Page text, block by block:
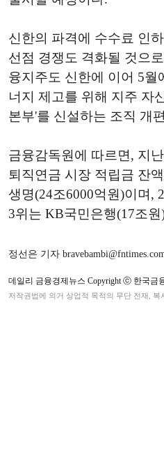
신한의 파격에 수수료 인
선점 경쟁도 격화될 것으
융지주도 신한에 이어 5월
너지 제고를 위해 지주 자
본부'를 신설하는 조직 개
금융감독원에 따르면, 지
퇴직연금 시장 적립금 잔
생명(24조6000억원)이며,
3위는 KB국민은행(17조
정선은 기자
데일리 금융경제뉴스 Copyright ⓒ 한국금
저작권법에 의거 상업적 목적의 무단 전재, 복